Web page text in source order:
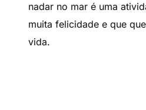
nadar no mar é uma
muita felicidade e que
vida.